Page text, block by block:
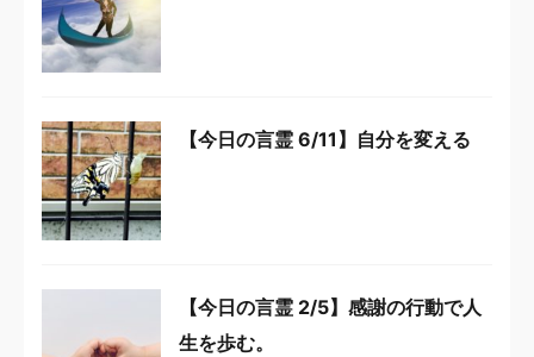
【今日の言霊 6/11】自分を変える
【今日の言霊 2/5】感謝の行動で人
生を歩む。